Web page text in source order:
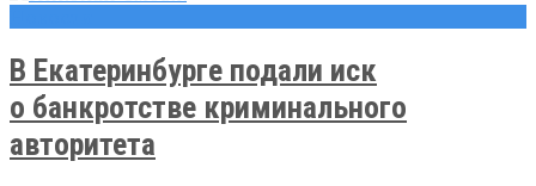
В Екатеринбурге подали иск
о банкротстве криминального
авторитета